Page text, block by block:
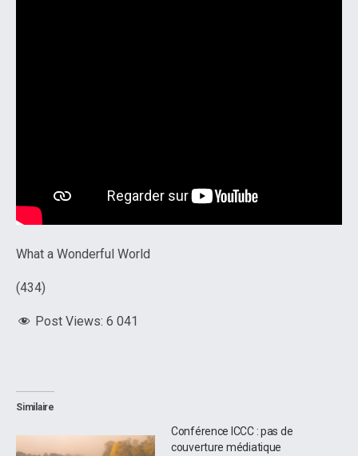
What a Wonderful World
(434)
Post Views: 6 041
Similaire
Conférence ICCC : pas de
couverture médiatique